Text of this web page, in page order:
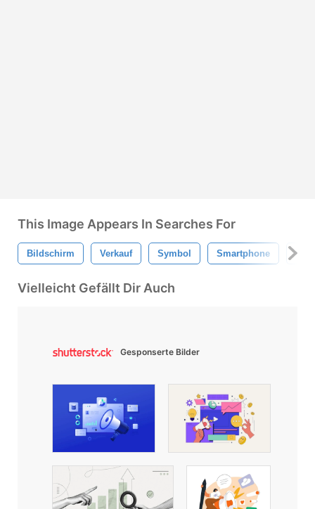
This Image Appears In Searches For
Bildschirm Verkauf Symbol Smartphone
Vielleicht Gefällt Dir Auch
Gesponserte Bilder